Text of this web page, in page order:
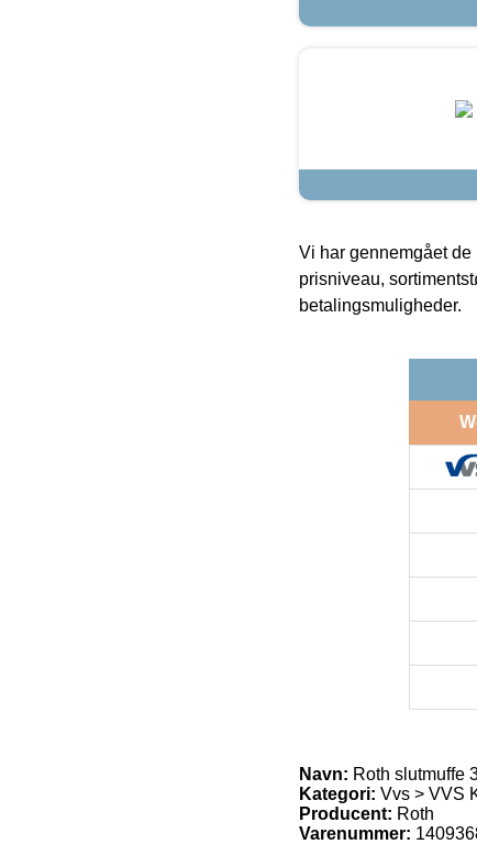
Vi har gennemgået
prisniveau,
betalingsmuligheder.
Navn: Roth slutmuffe
Kategori: Vvs > VVS
Producent: Roth
Varenummer: